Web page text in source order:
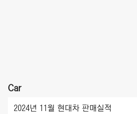
Car
2024년 11월 현대차 판매실적